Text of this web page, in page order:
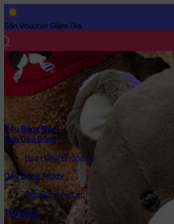
Săn Voucher Giảm Giá
Gấu Bông Noel
Hoa Gấu Bông
Hoa Hồng Khổng Lồ
Gấu Bông Teddy
Gấu Bông Áo Len
Thú Bông
Trang Chủ